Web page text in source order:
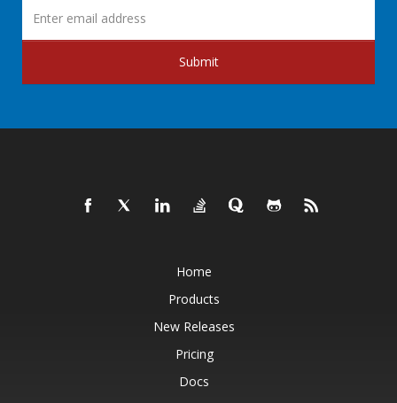
Submit
Home
Products
New Releases
Pricing
Docs